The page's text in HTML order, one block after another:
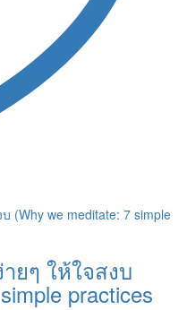
ยๆ ให้ใจสงบ
practices